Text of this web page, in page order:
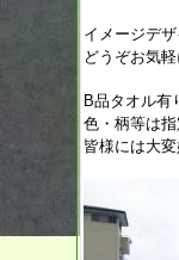
イメージデ
どうぞお気
B品タオル有
色・柄等は
皆様には大変